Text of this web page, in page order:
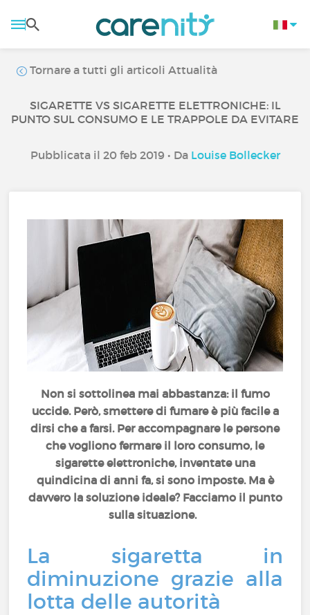
Tornare a tutti gli articoli Attualità
SIGARETTE VS SIGARETTE ELETTRONICHE: IL
PUNTO SUL CONSUMO E LE TRAPPOLE DA EVITARE
Pubblicata il 20 feb 2019 • Da Louise Bollecker
Non si sottolinea mai abbastanza: il fumo
uccide. Però, smettere di fumare è più facile a
dirsi che a farsi. Per accompagnare le persone
che vogliono fermare il loro consumo, le
sigarette elettroniche, inventate una
quindicina di anni fa, si sono imposte. Ma è
davvero la soluzione ideale? Facciamo il punto
sulla situazione.
La sigaretta in
diminuzione grazie alla
lotta delle autorità